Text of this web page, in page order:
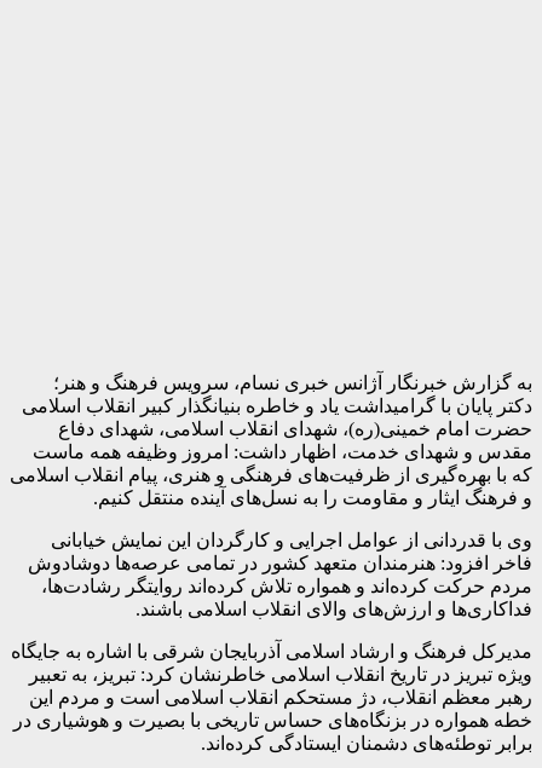
به گزارش خبرنگار آژانس خبری نسام، سرویس فرهنگ و هنر؛
دکتر پایان با گرامیداشت یاد و خاطره بنیانگذار کبیر انقلاب اسلامی
حضرت امام خمینی(ره)، شهدای انقلاب اسلامی، شهدای دفاع
مقدس و شهدای خدمت، اظهار داشت: امروز وظیفه همه ماست
که با بهره‌گیری از ظرفیت‌های فرهنگی و هنری، پیام انقلاب اسلامی
و فرهنگ ایثار و مقاومت را به نسل‌های آینده منتقل کنیم.
وی با قدردانی از عوامل اجرایی و کارگردان این نمایش خیابانی
فاخر افزود: هنرمندان متعهد کشور در تمامی عرصه‌ها دوشادوش
مردم حرکت کرده‌اند و همواره تلاش کرده‌اند روایتگر رشادت‌ها،
فداکاری‌ها و ارزش‌های والای انقلاب اسلامی باشند.
مدیرکل فرهنگ و ارشاد اسلامی آذربایجان شرقی با اشاره به جایگاه
ویژه تبریز در تاریخ انقلاب اسلامی خاطرنشان کرد: تبریز، به تعبیر
رهبر معظم انقلاب، دژ مستحکم انقلاب اسلامی است و مردم این
خطه همواره در بزنگاه‌های حساس تاریخی با بصیرت و هوشیاری در
برابر توطئه‌های دشمنان ایستادگی کرده‌اند.